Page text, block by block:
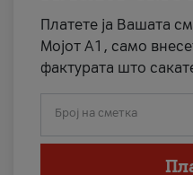
Платете ја Вашата
Мојот А1, само
фактурата што
Број на сметка